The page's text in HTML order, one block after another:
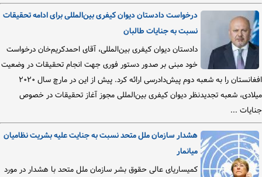
درخواست دادستان دیوان کیفری بین‌المللی برای ادامه تحقیقات
نسبت به جنایات طالبان
دادستان دیوان کیفری بین‌المللی، آقای احمدکریم‌خان درخواست
خود مبنی بر صدور دستور فوری جهت انجام تحقیقات در وضعیت
افغانستان را به شعبه دوم پیش‌دادرسی ارائه کرد. پیش از این در مارچ سال ۲۰۲۰
میلادی، شعبه تجدیدنظر دیوان کیفری بین‌المللی مجوز آغاز تحقیقات در خصوص
جنایات ...
هشدار سازمان ملل متحد نسبت به جنایت علیه بشریت نظامیان
میانمار
کمیساریای عالی حقوق بشر سازمان ملل متحد با هشدار در مورد